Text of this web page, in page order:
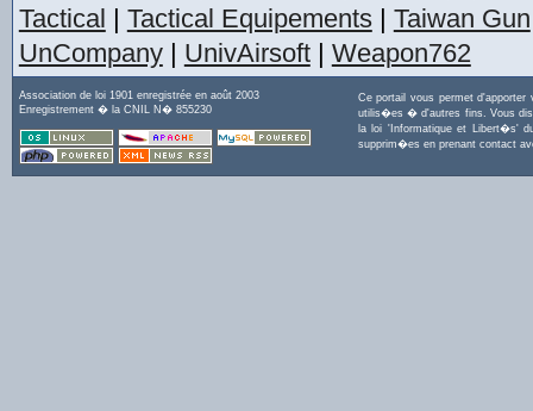
Tactical | Tactical Equipements| Taiwan Gun
UnCompany| UnivAirsoft| Weapon762
Association de loi 1901 enregistrée en août 2003
Enregistrement � la CNIL N� 855230
Ce portail vous permet
utilis�es � d'autres fins. Vous
la loi 'Informatique et Libert�s'
supprim�es en prenant contact